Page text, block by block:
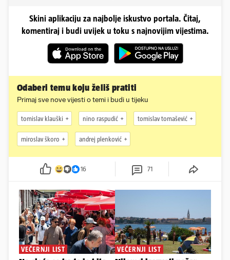
Skini aplikaciju za najbolje iskustvo portala. Čitaj,
komentiraj i budi uvijek u toku s najnovijim vijestima.
Odaberi temu koju želiš pratiti
Primaj sve nove vijesti o temi i budi u tijeku
tomislav klauški nino raspudić tomislav tomašević
miroslav škoro andrej plenković
16 71